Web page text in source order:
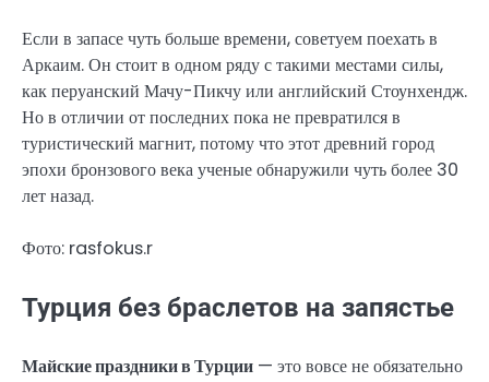
Если в запасе чуть больше времени, советуем поехать в
Аркаим. Он стоит в одном ряду с такими местами силы,
как перуанский Мачу-Пикчу или английский Стоунхендж.
Но в отличии от последних пока не превратился в
туристический магнит, потому что этот древний город
эпохи бронзового века ученые обнаружили чуть более 30
лет назад.
Фото: rasfokus.r
Турция без браслетов на запястье
Майские праздники в Турции — это вовсе не обязательно